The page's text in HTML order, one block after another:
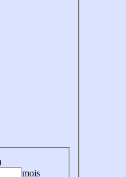
mois